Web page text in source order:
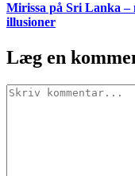
Mirissa på Sri Lanka –
illusioner
Læg en
Comment